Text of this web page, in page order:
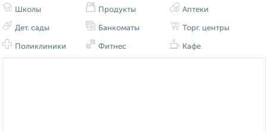
Школы
Дет. сады
Поликлиники
Продукты
Банкоматы
Фитнес
Аптеки
Торг. центры
Кафе